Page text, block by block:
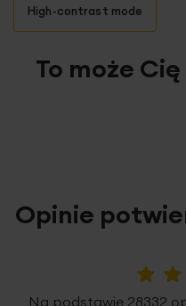
High-contrast mode
To może
Opinie
Na podstawie 28332